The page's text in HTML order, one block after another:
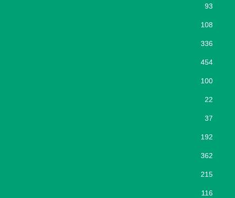
93
108
336
454
100
22
37
192
362
215
116